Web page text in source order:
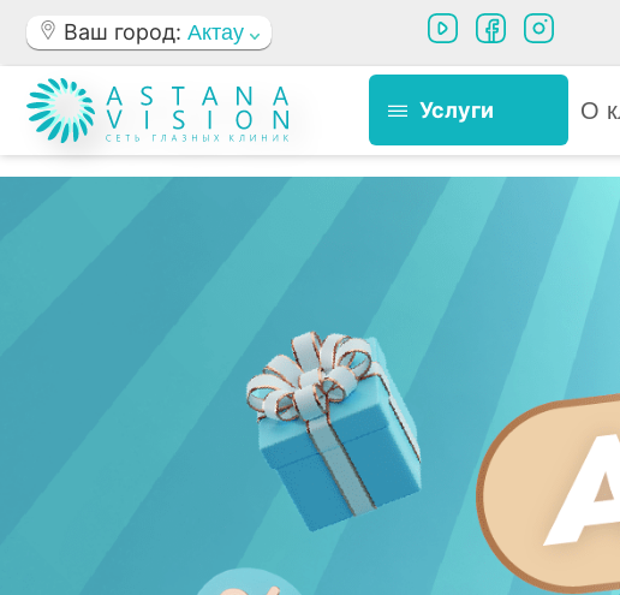
Ваш город: Актау
Услуги О